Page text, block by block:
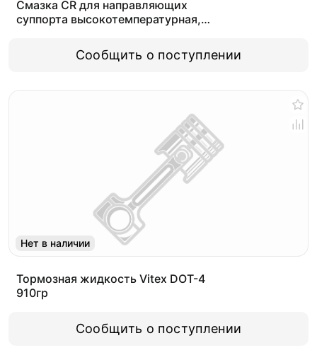
Смазка CR для направляющих
суппорта высокотемпературная,
Сообщить о поступлении
Нет в наличии
Тормозная жидкость Vitex DOT-4
910гр
Сообщить о поступлении